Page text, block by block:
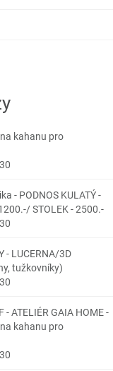
kahanu pro
- PODNOS KULATÝ -
STOLEK - 2500.-
- LUCERNA/3D
tužkovníky)
- ATELIÉR GAIA HOME -
kahanu pro